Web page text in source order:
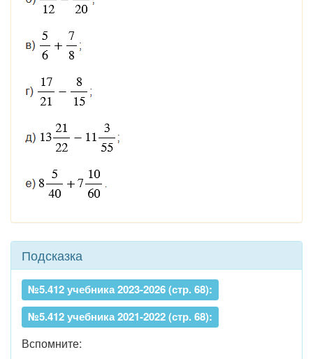
Подсказка
№5.412 учебника 2023-2026 (стр. 68):
№5.412 учебника 2021-2022 (стр. 68):
Вспомните: